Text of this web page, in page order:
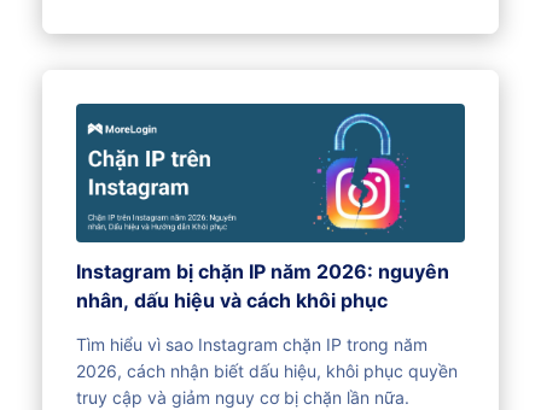
Instagram bị chặn IP năm 2026: nguyên
nhân, dấu hiệu và cách khôi phục
Tìm hiểu vì sao Instagram chặn IP trong năm
2026, cách nhận biết dấu hiệu, khôi phục quyền
truy cập và giảm nguy cơ bị chặn lần nữa.